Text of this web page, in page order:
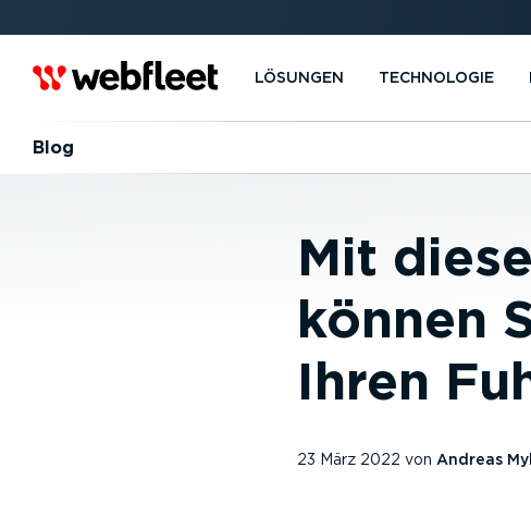
LÖSUNGEN TECHNOLOGIE
Blog
Mit
können
Ihren
23 März 2022 von Andreas